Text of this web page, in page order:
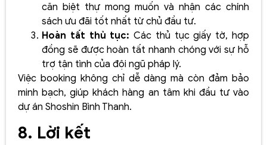
căn biệt thự mong muốn và nhận các chính
sách ưu đãi tốt nhất từ chủ đầu tư.
Hoàn tất thủ tục: Các thủ tục giấy tờ, hợp
đồng sẽ được hoàn tất nhanh chóng với sự hỗ
trợ tận tình của đội ngũ pháp lý.
Việc booking không chỉ dễ dàng mà còn đảm bảo
minh bạch, giúp khách hàng an tâm khi đầu tư vào
dự án Shoshin Bình Thanh.
8. Lời kết